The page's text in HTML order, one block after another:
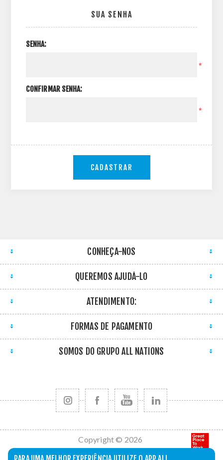
SUA SENHA
SENHA:
*
CONFIRMAR SENHA:
*
CADASTRAR
CONHEÇA-NOS
QUEREMOS AJUDÁ-LO
ATENDIMENTO:
FORMAS DE PAGAMENTO
SOMOS DO GRUPO ALL NATIONS
Copyright © 2026
All Nations. Todos